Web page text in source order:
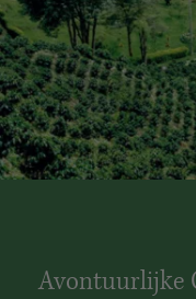
Avontuurlijke